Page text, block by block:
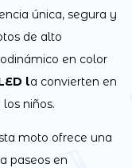
única, segura y
de alto
en color
la convierten en
niños.
moto ofrece una
paseos en